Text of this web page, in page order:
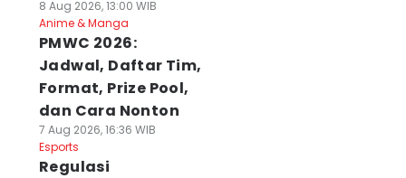
8 Aug 2026, 13:00 WIB
Anime & Manga
PMWC 2026:
Jadwal, Daftar Tim,
Format, Prize Pool,
dan Cara Nonton
7 Aug 2026, 16:36 WIB
Esports
Regulasi